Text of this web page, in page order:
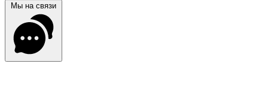
Мы на связи